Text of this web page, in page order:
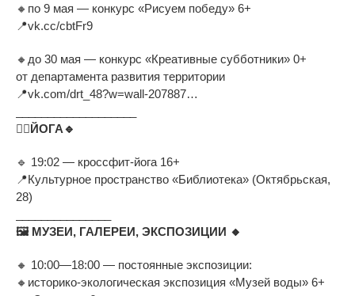
🔸 по 9 мая — конкурс «Рисуем победу» 6+
📍vk.cc/cbtFr9
🔸 до 30 мая — конкурс «Креативные субботники» 0+
от департамента развития территории
📍vk.com/drt_48?w=wall-207887…
🧘ЙОГА🔹
🔹 19:02 — кроссфит-йога 16+
📍Культурное пространство «Библиотека» (Октябрьская,
28)
🖼МУЗЕИ, ГАЛЕРЕИ, ЭКСПОЗИЦИИ 🔸
🔸 10:00—18:00 — постоянные экспозиции:
🔸 историко-экологическая экспозиция «Музей воды» 6+